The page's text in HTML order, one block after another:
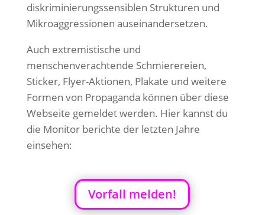
diskriminierungssensiblen Strukturen und
Mikroaggressionen auseinandersetzen.
Auch extremistische und
menschenverachtende Schmierereien,
Sticker, Flyer-Aktionen, Plakate und weitere
Formen von Propaganda können über diese
Webseite gemeldet werden. Hier kannst du
die Monitor berichte der letzten Jahre
einsehen:
Vorfall melden!